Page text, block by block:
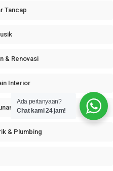
Tancap
& Renovasi
Interior
& Plumbing
Ada pertanyaan?
Chat kami 24 jam!